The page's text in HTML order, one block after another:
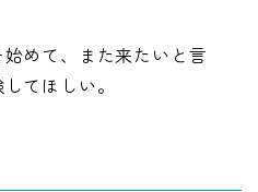
めて、また来たいと言
てほしい。